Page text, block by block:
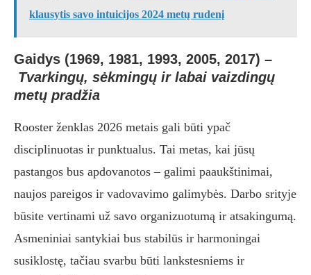
klausytis savo intuicijos 2024 metų rudenį
Gaidys (1969, 1981, 1993, 2005, 2017) –
Tvarkingų, sėkmingų ir labai vaizdingų
metų pradžia
Rooster ženklas 2026 metais gali būti ypač
disciplinuotas ir punktualus. Tai metas, kai jūsų
pastangos bus apdovanotos – galimi paaukštinimai,
naujos pareigos ir vadovavimo galimybės. Darbo srityje
būsite vertinami už savo organizuotumą ir atsakingumą.
Asmeniniai santykiai bus stabilūs ir harmoningai
susiklostę, tačiau svarbu būti lankstesniems ir